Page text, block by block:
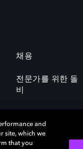
채용
전문가를 위한 돌
비
and
site, which we
that you